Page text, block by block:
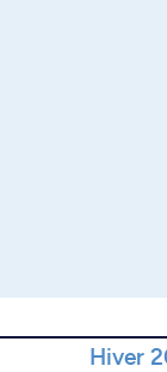
Hiver